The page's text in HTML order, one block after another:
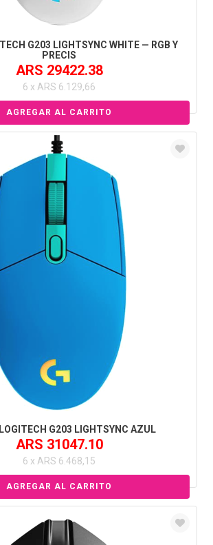
G203 LIGHTSYNC WHITE — RGB Y
PRECIS
ARS 29422.38
6 x ARS 6.129,66
G203 LIGHTSYNC AZUL
ARS 31047.10
6 x ARS 6.468,15